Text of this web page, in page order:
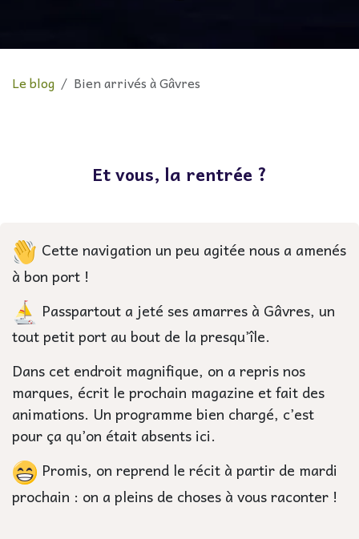
Le blog Bien arrivés à Gâvres
Et vous, la rentrée ?
Cette navigation un peu agitée nous a amenés
à bon port !
Passpartout a jeté ses amarres à Gâvres, un
tout petit port au bout de la presqu’île.
Dans cet endroit magnifique, on a repris nos
marques, écrit le prochain magazine et fait des
animations. Un programme bien chargé, c’est
pour ça qu’on était absents ici.
Promis, on reprend le récit à partir de mardi
prochain : on a pleins de choses à vous raconter !